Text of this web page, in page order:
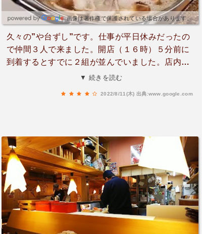
画像は著作権で保護されている場合があります。
久々の”や台ずし”です。仕事が平日休みだったの
で仲間３人で来ました。開店（１６時）５分前に
到着するとすでに２組が並んでいました。店内に
入ってまずは生ビールで乾杯！このお店は、寿司
に、掘りごたつタイプの小上がりもあるので小さ
な子供連れでも落ち着いて楽しめると思います。
なお、個人的には日本酒が好きなのでもう少し種
類をそろえてほしいな～～。ごちそうさまでし
た。また伺います。
▼ 続きを読む
2022/8/11(木) 出典:www.google.com